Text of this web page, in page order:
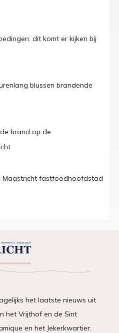
dit komt er kijken bij
blussen brandende
brand op de
Maastricht fastfoodhoofdstad
het laatste nieuws uit
het Vrijthof en de Sint
en het Jekerkwartier: